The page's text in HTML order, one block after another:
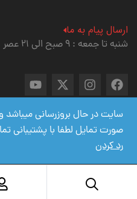
ارسال پیام به ما
شنبه تا جمعه : ۹ صبح الی ۲۱ عصر
کلیه حقوق برای وبسایت گلچین
سایت در حال بروزرسانی میباشد
صورت تمایل لطفا با پشتیبانی
رد کردن